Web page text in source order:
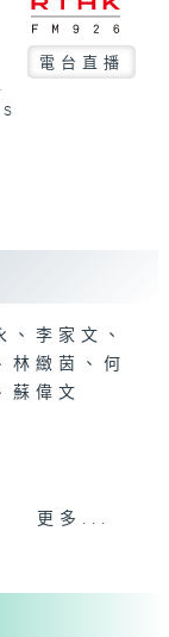
電台直播
、李家文、
林緻茵、何
蘇偉文
事務組
更多...